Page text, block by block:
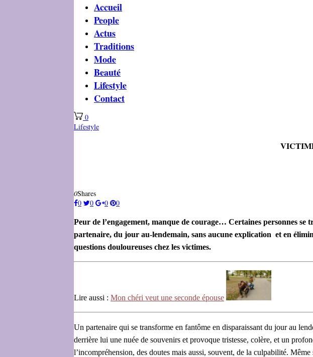
Accueil
People
Actus
Traditions
Mode
Beauté
Lifestyle
Contact
0
Lifestyle
0Shares
0
0 0 0
Peur de l’engagement, manque de courage… Certaines personnes
partenaire, du jour au-lendemain, sans aucune explication et en
questions douloureuses chez les victimes.
Lire aussi : Mon chéri veut une seconde épouse
Un partenaire qui se transforme en fantôme en disparaissant du jour au
derrière lui une nuée de souvenirs et provoque tristesse, colère, et un
l’incompréhension, des doutes mais aussi, souvent, de la culpabilité.